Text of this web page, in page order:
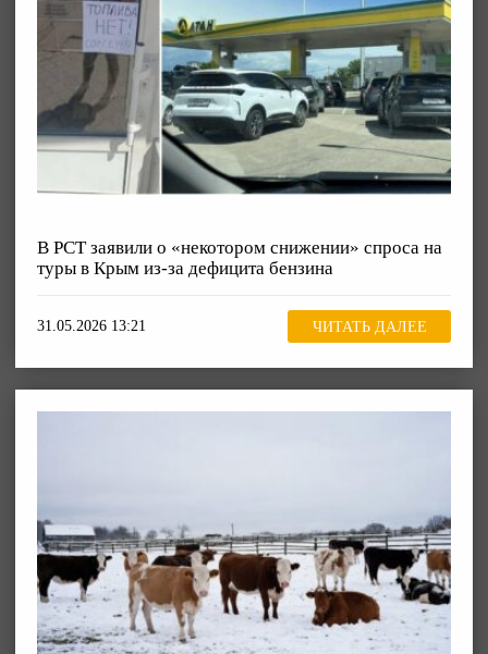
В РСТ заявили о «некотором снижении» спроса на
туры в Крым из-за дефицита бензина
31.05.2026 13:21 ЧИТАТЬ ДАЛЕЕ